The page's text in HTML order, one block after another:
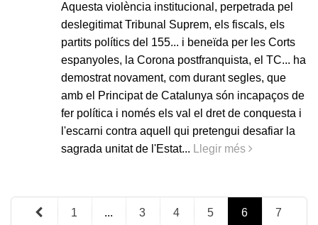
Aquesta violència institucional, perpetrada pel
deslegitimat Tribunal Suprem, els fiscals, els
partits polítics del 155... i beneïda per les Corts
espanyoles, la Corona postfranquista, el TC... ha
demostrat novament, com durant segles, que
amb el Principat de Catalunya són incapaços de
fer política i només els val el dret de conquesta i
l'escarni contra aquell qui pretengui desafiar la
sagrada unitat de l'Estat...
Llegir més
1 ... 3 4 5 6 7